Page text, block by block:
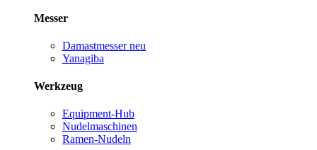
Messer
Damastmesser neu
Yanagiba
Werkzeug
Equipment-Hub
Nudelmaschinen
Ramen-Nudeln